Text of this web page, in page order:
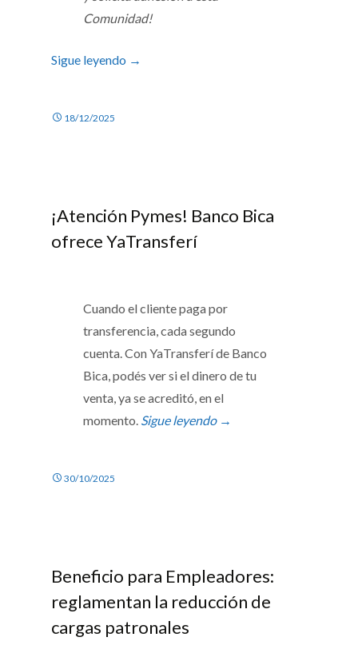
Comunidad!
Sigue leyendo →
18/12/2025
¡Atención Pymes! Banco Bica
ofrece YaTransferí
Cuando el cliente paga por
transferencia, cada segundo
cuenta. Con YaTransferí de Banco
Bica, podés ver si el dinero de tu
venta, ya se acreditó, en el
momento. Sigue leyendo →
30/10/2025
Beneficio para Empleadores:
reglamentan la reducción de
cargas patronales